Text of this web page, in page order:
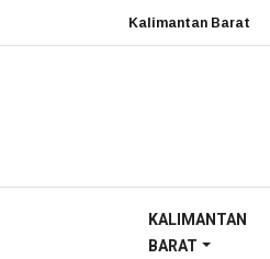
Kalimantan Barat
KALIMANTAN
BARAT